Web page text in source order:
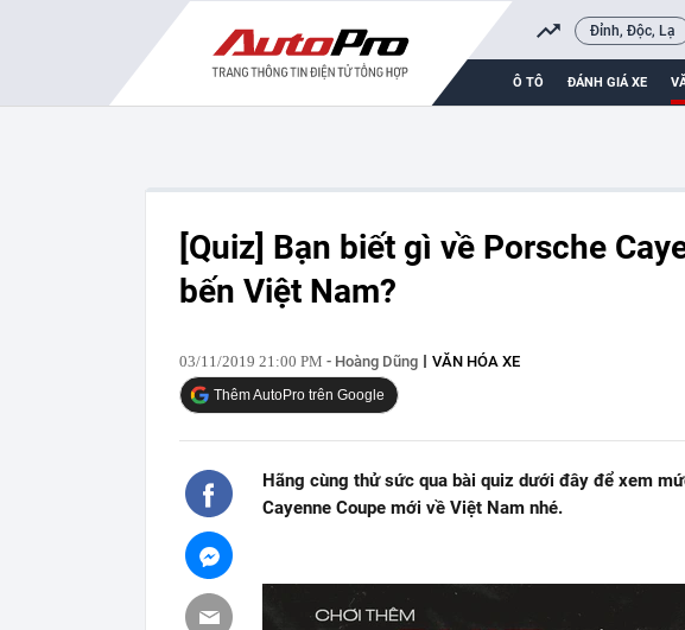
Đỉnh, Độc, Lạ
Ô TÔ ĐÁNH GIÁ XE
[Quiz] Bạn biết gì về Porsche
bến Việt Nam?
03/11/2019 21:00 PM - Hoàng Dũng VĂN HÓA XE
Thêm AutoPro trên Google
Hãng cùng thử sức qua bài quiz dưới đây để xem
Cayenne Coupe mới về Việt Nam nhé.